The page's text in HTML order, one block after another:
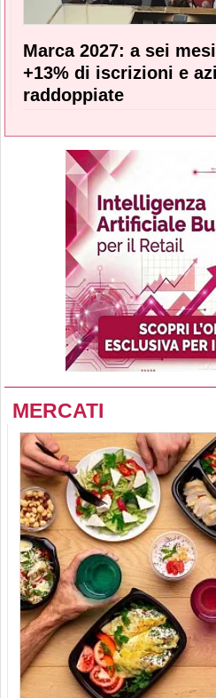
Marca 2027: a sei
+13% di iscrizioni e
raddoppiate
MERCATI